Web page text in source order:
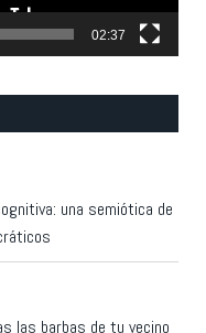
02:37
una semiótica de
las barbas de tu vecino